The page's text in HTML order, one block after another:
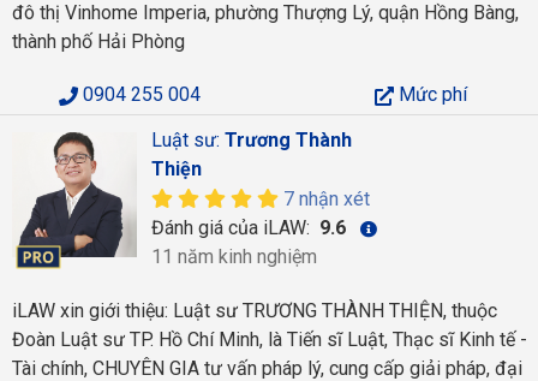
đô thị Vinhome Imperia, phường Thượng Lý, quận Hồng Bàng,
thành phố Hải Phòng
0904 255 004
Mức phí
Luật sư: Trương Thành
Thiện
7 nhận xét
Đánh giá của iLAW: 9.6
11 năm kinh nghiệm
iLAW xin giới thiệu: Luật sư TRƯƠNG THÀNH THIỆN, thuộc
Đoàn Luật sư TP. Hồ Chí Minh, là Tiến sĩ Luật, Thạc sĩ Kinh tế -
Tài chính, CHUYÊN GIA tư vấn pháp lý, cung cấp giải pháp, đại